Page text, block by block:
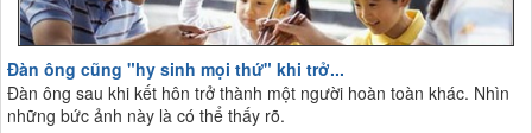
Đàn ông cũng "hy sinh mọi thứ" khi trở...
Đàn ông sau khi kết hôn trở thành một người hoàn toàn khác. Nhìn
những bức ảnh này là có thể thấy rõ.